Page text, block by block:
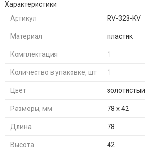
Характеристики
Артикул
RV-328-KV
Материал пластик
Комплектация 1
Количество в упаковке, шт 1
Цвет золотистый
Размеры, мм 78 х 42
Длина 78
Высота 42